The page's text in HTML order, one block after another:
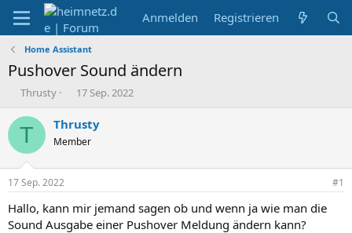
Anmelden Registrieren
Home Assistant
Pushover Sound ändern
E
s
e
r
Thrusty
E
s
t
e
t
a
m
17 Sep. 2022
T Thrusty
Member
17 Sep. 2022 #1
Hallo, kann mir jemand sagen ob und wenn ja wie man die
Sound Ausgabe einer Pushover Meldung ändern kann?